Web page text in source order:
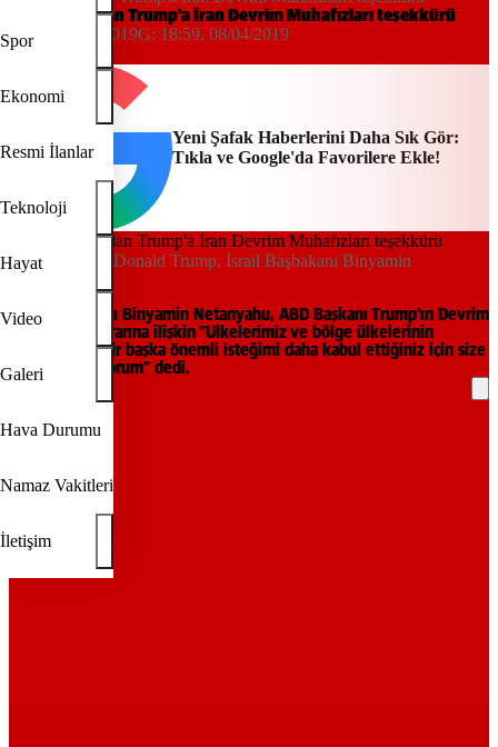
Spor
Ekonomi
Resmi İlanlar
Teknoloji
Hayat
Video
Galeri
Hava Durumu
Namaz Vakitleri
İletişim
Netanyahu'dan Trump'a İran Devrim Muhafızları teşekkürü
18:54, 08/04/2019G: 18:59, 08/04/2019
AA
Yeni Şafak Haberlerini Daha Sık Gör:
Tıkla ve Google'da Favorilere Ekle!
ABD Başkanı Donald Trump, İsrail Başbakanı Binyamin
İsrail Başbakanı Binyamin Netanyahu, ABD Başkanı Trump'ın Devrim
Muhafızları kararına ilişkin "Ülkelerimiz ve bölge ülkelerinin
çıkarına olan bir başka önemli isteğimi daha kabul ettiğiniz için size
teşekkür ediyorum" dedi.
REKLAM